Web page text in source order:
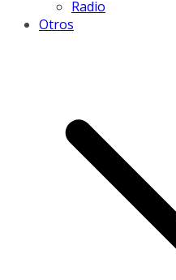
Radio
Otros